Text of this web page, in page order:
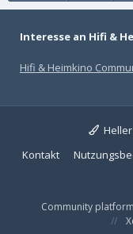
Interesse an Hifi &
Hifi & Heimkino
Kontakt
Community